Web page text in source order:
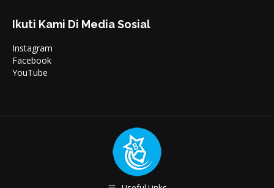
Ikuti Kami Di Media Sosial
Instagram
Facebook
YouTube